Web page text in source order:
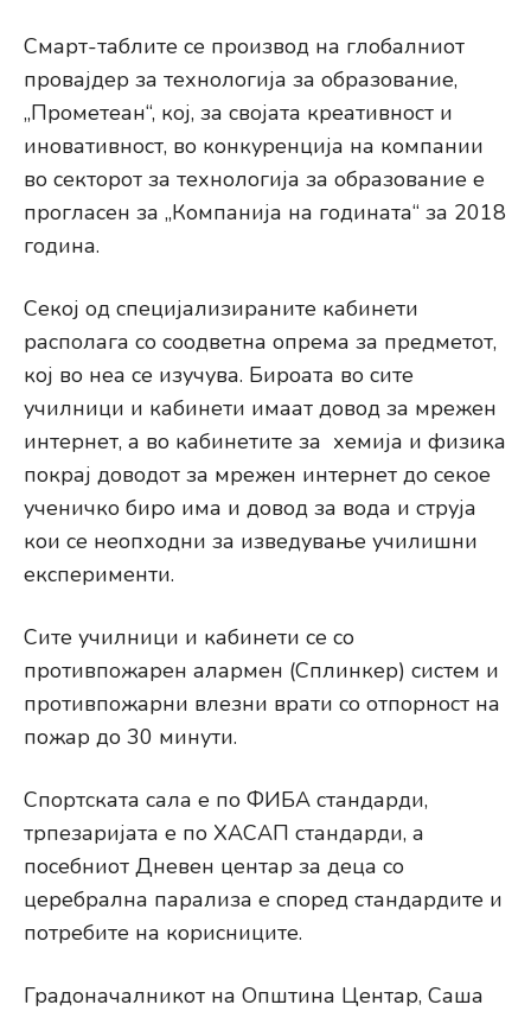
Смарт-таблите се производ на глобалниот
провајдер за технологија за образование,
„Прометеан“, кој, за својата креативност и
иновативност, во конкуренција на компании
во секторот за технологија за образование е
прогласен за „Компанија на годината“ за 2018
година.
Секој од специјализираните кабинети
располага со соодветна опрема за предметот,
кој во неа се изучува. Бироата во сите
училници и кабинети имаат довод за мрежен
интернет, а во кабинетите за хемија и физика
покрај доводот за мрежен интернет до секое
ученичко биро има и довод за вода и струја
кои се неопходни за изведување училишни
експерименти.
Сите училници и кабинети се со
противпожарен алармен (Сплинкер) систем и
противпожарни влезни врати со отпорност на
пожар до 30 минути.
Спортската сала е по ФИБА стандарди,
трпезаријата е по ХАСАП стандарди, а
посебниот Дневен центар за деца со
церебрална парализа е според стандардите и
потребите на корисниците.
Градоначалникот на Општина Центар, Саша